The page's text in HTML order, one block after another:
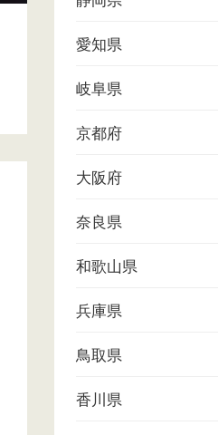
愛知県
岐阜県
京都府
大阪府
奈良県
和歌山県
兵庫県
鳥取県
香川県